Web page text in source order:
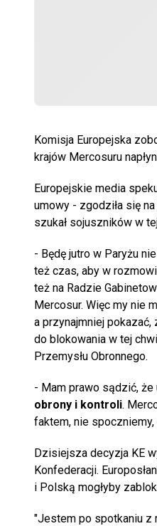
Komisja Europejska
krajów Mercosuru
Europejskie media
umowy - zgodziła się
szukał sojuszników w
- Będę jutro w Paryżu
też czas, aby w
też na Radzie
Mercosur. Więc my nie
a przynajmniej
do blokowania w tej
Przemysłu Obronnego.
- Mam prawo sądzić,
obrony i kontroli.
faktem, nie
Dzisiejsza decyzja KE
Konfederacji.
i Polską mogłyby
"Jestem po spotkaniu z